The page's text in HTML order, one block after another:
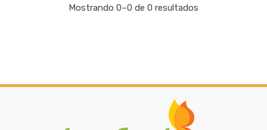
Mostrando 0–0 de 0 resultados